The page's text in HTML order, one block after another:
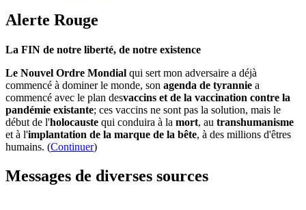
Alerte Rouge
La FIN de notre liberté, de notre existence
Le Nouvel Ordre Mondial qui sert mon adversaire a déjà
commencé à dominer le monde, son agenda de tyrannie a
commencé avec le plan desvaccins et de la vaccination contre la
pandémie existante; ces vaccins ne sont pas la solution, mais le
début de l'holocauste qui conduira à la mort, au transhumanisme
et à l'implantation de la marque de la bête, à des millions d'êtres
humains. (Continuer)
Messages de diverses sources